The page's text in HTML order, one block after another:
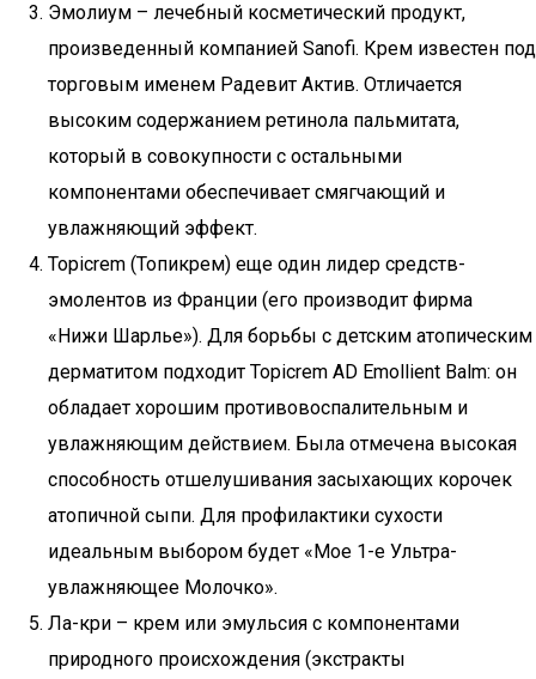
Эмолиум – лечебный косметический продукт,
произведенный компанией Sanofi. Крем известен под
торговым именем Радевит Актив. Отличается
высоким содержанием ретинола пальмитата,
который в совокупности с остальными
компонентами обеспечивает смягчающий и
увлажняющий эффект.
Topicrem (Топикрем) еще один лидер средств-
эмолентов из Франции (его производит фирма
«Нижи Шарлье»). Для борьбы с детским атопическим
дерматитом подходит Topicrem AD Emollient Balm: он
обладает хорошим противовоспалительным и
увлажняющим действием. Была отмечена высокая
способность отшелушивания засыхающих корочек
атопичной сыпи. Для профилактики сухости
идеальным выбором будет «Мое 1-е Ультра-
увлажняющее Молочко».
Ла-кри – крем или эмульсия с компонентами
природного происхождения (экстракты